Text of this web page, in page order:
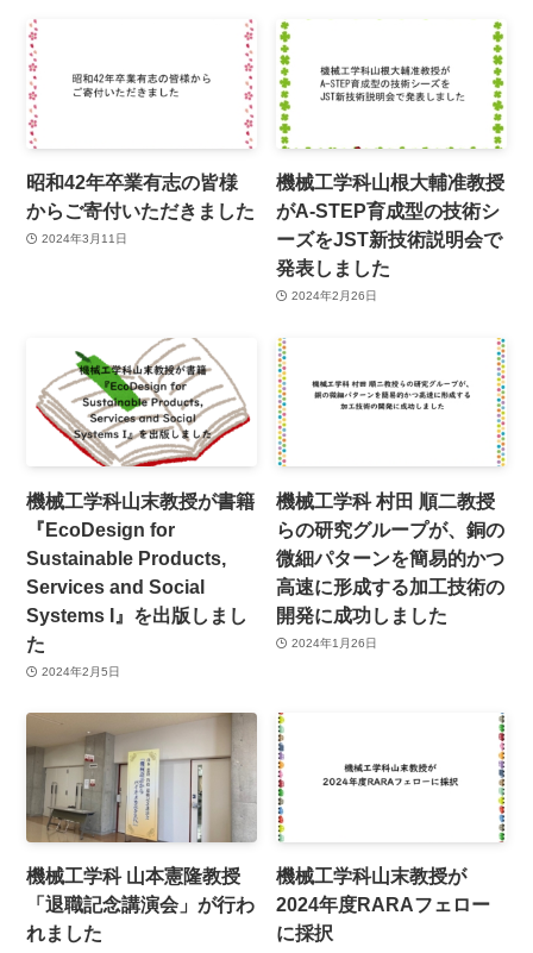
昭和42年卒業有志の皆様
からご寄付いただきました
2024年3月11日
機械工学科山根大輔准教授
がA-STEP育成型の技術シ
ーズをJST新技術説明会で
発表しました
2024年2月26日
機械工学科山末教授が書籍
『EcoDesign for
Sustainable Products,
Services and Social
Systems I』を出版しまし
た
2024年2月5日
機械工学科 村田 順二教授
らの研究グループが、銅の
微細パターンを簡易的かつ
高速に形成する加工技術の
開発に成功しました
2024年1月26日
機械工学科 山本憲隆教授
「退職記念講演会」が行わ
れました
機械工学科山末教授が
2024年度RARAフェロー
に採択